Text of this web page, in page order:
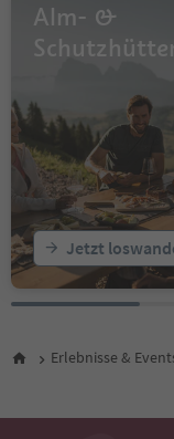
19
20
21
22
25
26
27
28
30
33
Alm- &
Jetzt
Erlebnisse &